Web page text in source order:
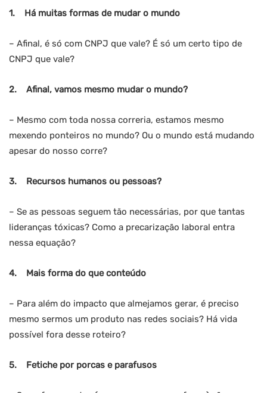
1. Há muitas formas de mudar o mundo
– Afinal, é só com CNPJ que vale? É só um certo tipo de
CNPJ que vale?
2. Afinal, vamos mesmo mudar o mundo?
– Mesmo com toda nossa correria, estamos mesmo
mexendo ponteiros no mundo? Ou o mundo está mudando
apesar do nosso corre?
3. Recursos humanos ou pessoas?
– Se as pessoas seguem tão necessárias, por que tantas
lideranças tóxicas? Como a precarização laboral entra
nessa equação?
4. Mais forma do que conteúdo
– Para além do impacto que almejamos gerar, é preciso
mesmo sermos um produto nas redes sociais? Há vida
possível fora desse roteiro?
5. Fetiche por porcas e parafusos